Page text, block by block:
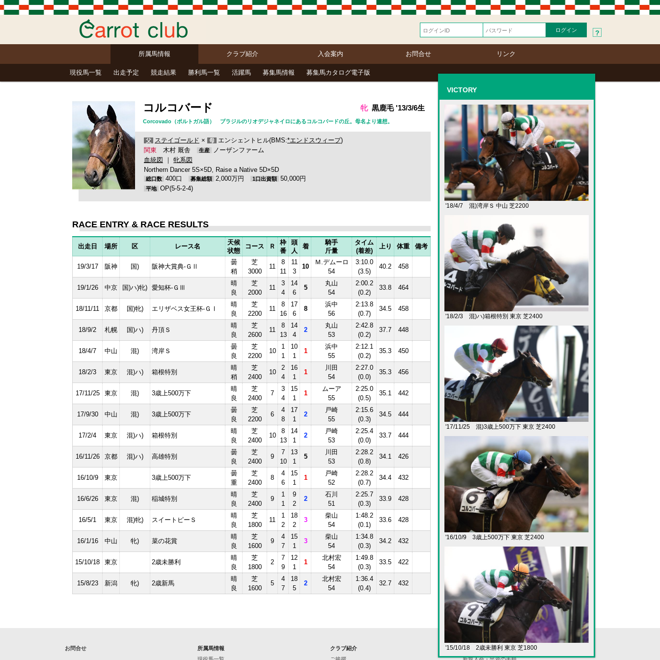
?
所属馬情報 クラブ紹介 入会案内 お問合せ リンク
現役馬一覧 出走予定 競走結果 勝利馬一覧 活躍馬 募集馬情報 募集馬カタログ電子版
コルコバード 牝黒鹿毛 '13/3/6生
Corcovado（ポルトガル語） ブラジルのリオデジャネイロにあるコルコバードの丘。母名より連想。
父 ステイゴールド × 母 エンシェントヒル(BMS:*エンドスウィープ)
関東 木村 厩舎 生産
ノーザンファーム
血統図
｜ 牝系図
Northern Dancer 5S×5D, Raise a Native 5D×5D
総口数 400口 募集総額 2,000万円 1口出資額 50,000円
平地 OP(5-5-2-4)
RACE ENTRY & RACE RESULTS
出走日 場所 区 レース名
天候
状態
コース Ｒ
枠
番
頭
人
着
騎手
斤量
タイム
(着差)
上り 体重 備考
19/3/17 阪神 国) 阪神大賞典-ＧⅡ
曇
稍
芝
3000
11
8
11
11
3
10
Ｍ.デムーロ
54
3:10.0
(3.5)
40.2 458
19/1/26 中京 国)ハ)牝) 愛知杯-ＧⅢ
晴
良
芝
2000
11
3
4
14
6
5
丸山
54
2:00.2
(0.2)
33.8 464
18/11/11 京都 国)牝) エリザベス女王杯-ＧⅠ
晴
良
芝
2200
11
8
16
17
6
8
浜中
56
2:13.8
(0.7)
34.5 458
18/9/2 札幌 国)ハ) 丹頂Ｓ
晴
良
芝
2600
11
8
13
14
4
2
丸山
53
2:42.8
(0.2)
37.7 448
18/4/7 中山 混) 湾岸Ｓ
曇
良
芝
2200
10
1
1
10
1
1
浜中
55
2:12.1
(0.2)
35.3 450
18/2/3 東京 混)ハ) 箱根特別
晴
稍
芝
2400
10
2
4
16
1
1
川田
54
2:27.0
(0.0)
35.3 456
17/11/25 東京 混) 3歳上500万下
晴
良
芝
2400
7
3
4
15
1
1
ムーア
55
2:25.0
(0.5)
35.1 442
17/9/30 中山 混) 3歳上500万下
曇
良
芝
2200
6
4
8
17
1
2
戸崎
55
2:15.6
(0.3)
34.5 444
17/2/4 東京 混)ハ) 箱根特別
晴
良
芝
2400
10
8
13
14
1
2
戸崎
53
2:25.4
(0.0)
33.7 444
16/11/26 京都 混)ハ) 高雄特別
曇
良
芝
2400
9
7
10
13
1
5
川田
53
2:28.2
(0.8)
34.1 426
16/10/9 東京 3歳上500万下
曇
重
芝
2400
8
4
6
15
1
1
戸崎
52
2:28.2
(0.7)
34.4 432
16/6/26 東京 混) 稲城特別
晴
良
芝
2400
9
1
1
9
2
2
石川
51
2:25.7
(0.3)
33.9 428
16/5/1 東京 混)牝) スイートピーＳ
晴
良
芝
1800
11
1
2
18
2
3
柴山
54
1:48.2
(0.1)
33.6 428
16/1/16 中山 牝) 菜の花賞
晴
良
芝
1600
9
4
7
15
1
3
柴山
54
1:34.8
(0.3)
34.2 432
15/10/18 東京 2歳未勝利
晴
良
芝
1800
2
7
9
12
1
1
北村宏
54
1:49.8
(0.3)
33.5 422
15/8/23 新潟 牝) 2歳新馬
晴
良
芝
1600
5
4
7
18
5
2
北村宏
54
1:36.4
(0.4)
32.7 432
VICTORY
'18/4/7 混)湾岸Ｓ 中山 芝2200
'18/2/3 混)ハ)箱根特別 東京 芝2400
'17/11/25 混)3歳上500万下 東京 芝2400
'16/10/9 3歳上500万下 東京 芝2400
'15/10/18 2歳未勝利 東京 芝1800
お問合せ
所属馬情報
クラブ紹介
入会案内